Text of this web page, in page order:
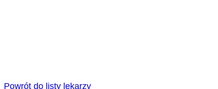
Powrót do listy lekarzy